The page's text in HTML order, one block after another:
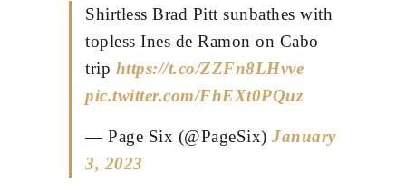
Shirtless Brad Pitt sunbathes with
topless Ines de Ramon on Cabo
trip https://t.co/ZZFn8LHvve
pic.twitter.com/FhEXt0PQuz
— Page Six (@PageSix) January
3, 2023